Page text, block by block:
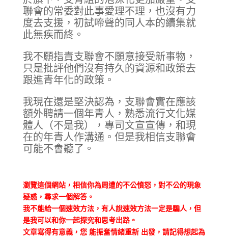
聯會的常委對此事愛理不理，也沒有力
度去支援，初試啼聲的同人本的續集就
此無疾而終。
我不願指責支聯會不願意接受新事物，
只是批評他們沒有持久的資源和政策去
跟進青年化的政策。
我現在還是堅決認為，支聯會實在應該
額外聘請一個年青人，熟悉流行文化媒
體人（不是我），專司文宣宣傳，和現
在的年青人作溝通。但是我相信支聯會
可能不會聽了。
瀏覽這個網站，相信你為周遭的不公憤怒，對不公的現象
疑惑，尋求一個解答。
我不能給一個速效方法，有人說速效方法一定是騙人，但
是我可以和你一起探究和思考出路。
文章寫得有意義，您 能振奮情緒重新 出發，請記得想起為